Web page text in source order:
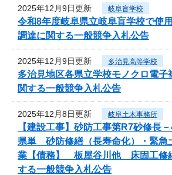
2025年12月9日更新 岐阜盲学校
令和8年度岐阜県立岐阜盲学校で使
調達に関する一般競争入札公告
2025年12月9日更新 多治見高等学校
多治見地区各県立学校モノクロ電子
関する一般競争入札公告
2025年12月8日更新 岐阜土木事務所
【建設工事】砂防工事第R7砂修長
県単 砂防修繕（長寿命化）・緊急
業【債務】 板屋谷川他 床固工修
する一般競争入札公告